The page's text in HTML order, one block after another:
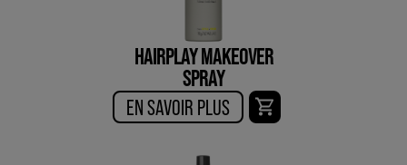
HAIRPLAY MAKEOVER
SPRAY
EN SAVOIR PLUS